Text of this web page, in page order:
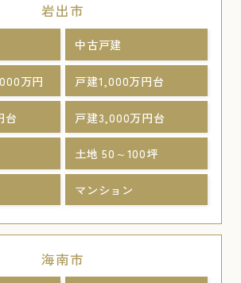
岩出市
中古戸建
万円 戸建1,000万円台
台 戸建3,000万円台
土地 50～100坪
マンション
海南市